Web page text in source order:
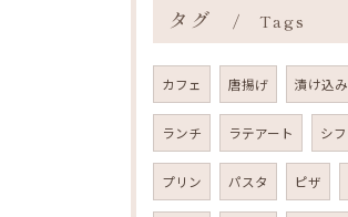
タグ Tags
カフェ 唐揚げ 漬け込み
ランチ ラテアート シ
プリン パスタ ピザ